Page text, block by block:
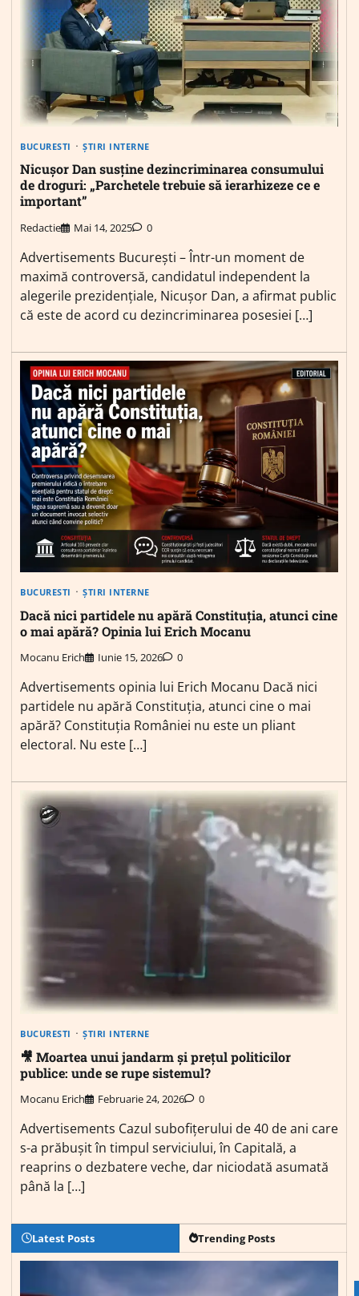
BUCURESTI ȘTIRI INTERNE
Nicușor Dan susține dezincriminarea consumului
de droguri: „Parchetele trebuie să ierarhizeze ce e
important”
Redactie Mai 14, 2025 0
Advertisements București – Într-un moment de
maximă controversă, candidatul independent la
alegerile prezidențiale, Nicușor Dan, a afirmat public
că este de acord cu dezincriminarea posesiei […]
BUCURESTI ȘTIRI INTERNE
Dacă nici partidele nu apără Constituția, atunci cine
o mai apără? Opinia lui Erich Mocanu
Mocanu Erich Iunie 15, 2026 0
Advertisements opinia lui Erich Mocanu Dacă nici
partidele nu apără Constituția, atunci cine o mai
apără? Constituția României nu este un pliant
electoral. Nu este […]
BUCURESTI ȘTIRI INTERNE
🎥 Moartea unui jandarm și prețul politicilor
publice: unde se rupe sistemul?
Mocanu Erich Februarie 24, 2026 0
Advertisements Cazul subofițerului de 40 de ani care
s-a prăbușit în timpul serviciului, în Capitală, a
reaprins o dezbatere veche, dar niciodată asumată
până la […]
Latest Posts Trending Posts